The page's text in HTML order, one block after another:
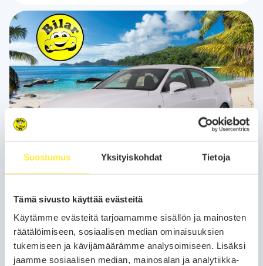
Suostumus Yksityiskohdat Tietoja
Tämä sivusto käyttää evästeitä
Käytämme evästeitä tarjoamamme sisällön ja mainosten
räätälöimiseen, sosiaalisen median ominaisuuksien
tukemiseen ja kävijämäärämme analysoimiseen. Lisäksi
jaamme sosiaalisen median, mainosalan ja analytiikka-
Lexus IS 2015
203 tkmHybridiAutomaattiLahti
300h F Sport - Mark levinson | Ratinlämmitin | Ilmastoidut
Nahkapenkit | Vakkari | Lohko | Suomi-auto | 2x Renkaat&vanteet!